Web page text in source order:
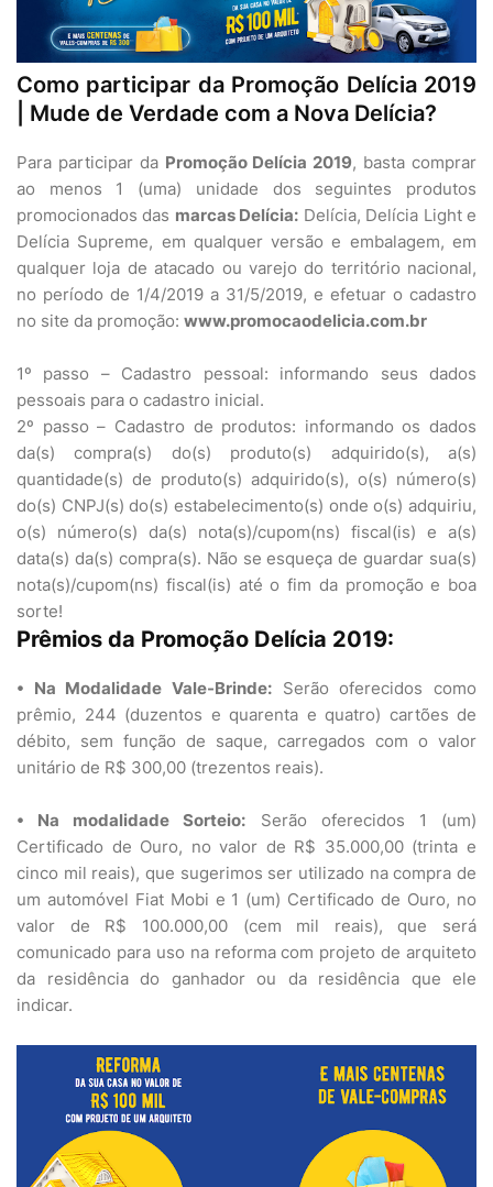
Como participar da Promoção Delícia 2019
| Mude de Verdade com a Nova Delícia?
Para participar da Promoção Delícia 2019, basta comprar
ao menos 1 (uma) unidade dos seguintes produtos
promocionados das marcas Delícia: Delícia, Delícia Light e
Delícia Supreme, em qualquer versão e embalagem, em
qualquer loja de atacado ou varejo do território nacional,
no período de 1/4/2019 a 31/5/2019, e efetuar o cadastro
no site da promoção: www.promocaodelicia.com.br
1º passo – Cadastro pessoal: informando seus dados
pessoais para o cadastro inicial.
2º passo – Cadastro de produtos: informando os dados
da(s) compra(s) do(s) produto(s) adquirido(s), a(s)
quantidade(s) de produto(s) adquirido(s), o(s) número(s)
do(s) CNPJ(s) do(s) estabelecimento(s) onde o(s) adquiriu,
o(s) número(s) da(s) nota(s)/cupom(ns) fiscal(is) e a(s)
data(s) da(s) compra(s). Não se esqueça de guardar sua(s)
nota(s)/cupom(ns) fiscal(is) até o fim da promoção e boa
sorte!
Prêmios da Promoção Delícia 2019:
• Na Modalidade Vale-Brinde: Serão oferecidos como
prêmio, 244 (duzentos e quarenta e quatro) cartões de
débito, sem função de saque, carregados com o valor
unitário de R$ 300,00 (trezentos reais).
• Na modalidade Sorteio: Serão oferecidos 1 (um)
Certificado de Ouro, no valor de R$ 35.000,00 (trinta e
cinco mil reais), que sugerimos ser utilizado na compra de
um automóvel Fiat Mobi e 1 (um) Certificado de Ouro, no
valor de R$ 100.000,00 (cem mil reais), que será
comunicado para uso na reforma com projeto de arquiteto
da residência do ganhador ou da residência que ele
indicar.